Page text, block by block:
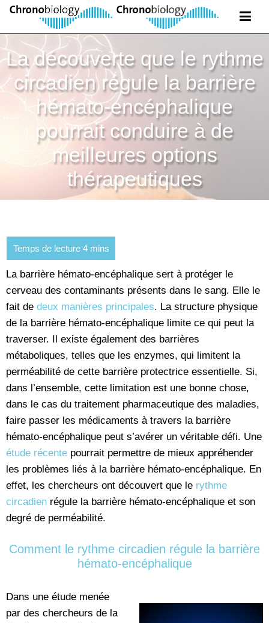
La découverte que le rythme
circadien régule la barrière
hémato-encéphalique
pourrait conduire à de
meilleures options
thérapeutiques
La barrière hémato-encéphalique sert à protéger le
cerveau des contaminants présents dans le sang. Elle le
fait de deux manières principales. La structure physique
de la barrière hémato-encéphalique limite ce qui peut la
traverser. Il existe également des barrières
métaboliques, telles que les enzymes, qui limitent la
perméabilité de cette barrière protectrice essentielle. Si,
dans l’ensemble, cette limitation est une bonne chose,
dans le cas du traitement pharmaceutique des maladies,
faire passer les médicaments à travers la barrière
hémato-encéphalique peut s’avérer un véritable défi. Une
étude récente pourrait permettre de mieux appréhender
les problèmes liés à la barrière hémato-encéphalique. En
effet, les chercheurs ont découvert que le rythme
circadien régule la barrière hémato-encéphalique et son
degré de perméabilité.
Comment le rythme circadien régule la barrière
hémato-encéphalique
Dans une étude menée
par des chercheurs de la